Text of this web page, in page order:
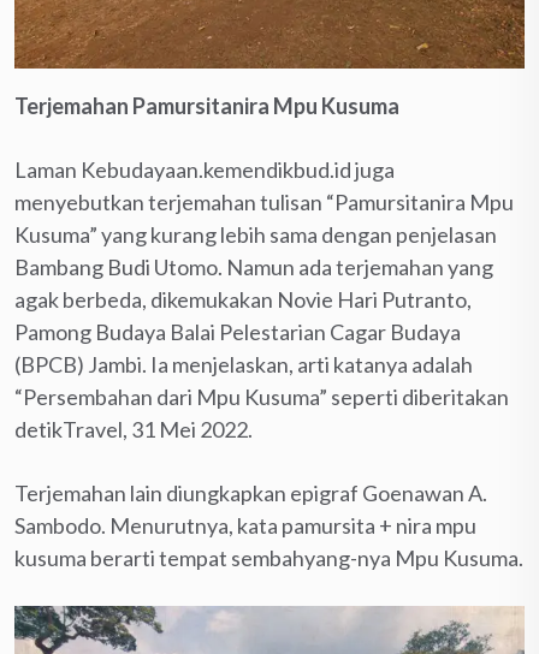
Terjemahan Pamursitanira Mpu Kusuma
Laman Kebudayaan.kemendikbud.id juga
menyebutkan terjemahan tulisan “Pamursitanira Mpu
Kusuma” yang kurang lebih sama dengan penjelasan
Bambang Budi Utomo. Namun ada terjemahan yang
agak berbeda, dikemukakan Novie Hari Putranto,
Pamong Budaya Balai Pelestarian Cagar Budaya
(BPCB) Jambi. Ia menjelaskan, arti katanya adalah
“Persembahan dari Mpu Kusuma” seperti diberitakan
detikTravel, 31 Mei 2022.
Terjemahan lain diungkapkan epigraf Goenawan A.
Sambodo. Menurutnya, kata pamursita + nira mpu
kusuma berarti tempat sembahyang-nya Mpu Kusuma.